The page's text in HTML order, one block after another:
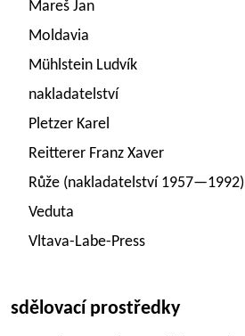
Mareš Jan
Moldavia
Mühlstein Ludvík
nakladatelství
Pletzer Karel
Reitterer Franz Xaver
Růže (nakladatelství 1957—1992)
Veduta
Vltava-Labe-Press
sdělovací prostředky